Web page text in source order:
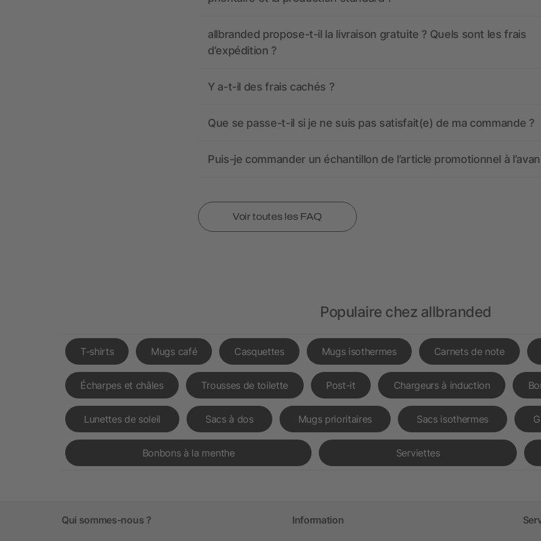
allbranded propose-t-il la livraison gratuite ? Quels sont les frais
d’expédition ?
Y a-t-il des frais cachés ?
Que se passe-t-il si je ne suis pas satisfait(e) de ma commande ?
Puis-je commander un échantillon de l’article promotionnel à
Voir toutes les FAQ
Populaire chez allbranded
T-shirts Mugs café Casquettes Mugs isothermes Carnets de note
Écharpes et châles Trousses de toilette Post-it Chargeurs à induction
Lunettes de soleil Sacs à dos Mugs prioritaires Sacs isothermes
Bonbons à la menthe Serviettes
Qui sommes-nous ? Information